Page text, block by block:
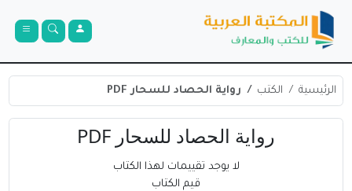
الرئيسية الكتب رواية الحصاد للسحار PDF
رواية الحصاد للسحار PDF
لا يوجد تقييمات لهذا الكتاب
قيم الكتاب